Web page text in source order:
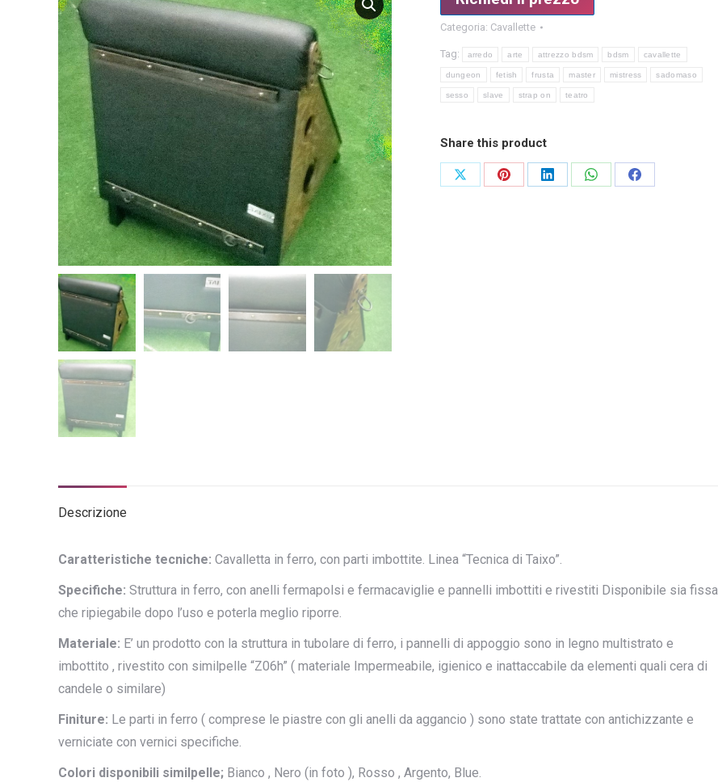
Categoria: Cavallette
Tag: arredo arte attrezzo bdsm bdsm cavallette
dungeon fetish frusta master mistress sadomaso
sesso slave strap on teatro
Share this product
CondividiCondividiCondividiCondividiCondividi
Descrizione
Caratteristiche tecniche: Cavalletta in ferro, con parti imbottite. Linea “Tecnica di Taixo”.
Specifiche: Struttura in ferro, con anelli fermapolsi e fermacaviglie e pannelli imbottiti e rivestiti Disponibile sia fissa
che ripiegabile dopo l’uso e poterla meglio riporre.
Materiale: E’ un prodotto con la struttura in tubolare di ferro, i pannelli di appoggio sono in legno multistrato e
imbottito , rivestito con similpelle “Z06h” ( materiale Impermeabile, igienico e inattaccabile da elementi quali cera di
candele o similare)
Finiture: Le parti in ferro ( comprese le piastre con gli anelli da aggancio ) sono state trattate con antichizzante e
verniciate con vernici specifiche.
Colori disponibili similpelle; Bianco , Nero (in foto ), Rosso , Argento, Blue.